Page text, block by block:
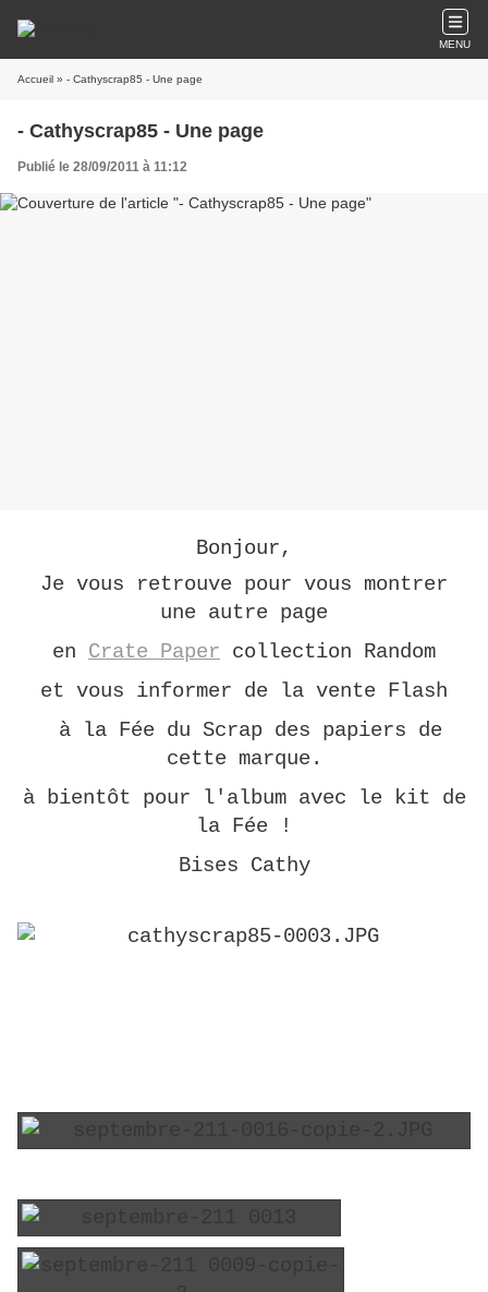
MENU
Accueil » - Cathyscrap85 - Une page
- Cathyscrap85 - Une page
Publié le 28/09/2011 à 11:12
Bonjour,
Je vous retrouve pour vous montrer
une autre page
en Crate Paper collection Random
et vous informer de la vente Flash
à la Fée du Scrap des papiers de
cette marque.
à bientôt pour l'album avec le kit de
la Fée !
Bises Cathy